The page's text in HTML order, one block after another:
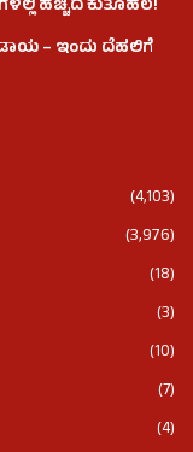
ಹೆಚ್ಚಿದ ಕುತೂಹಲ!
– ಇಂದು ದೆಹಲಿಗೆ
(4,103)
(3,976)
(18)
(3)
(10)
(7)
(4)